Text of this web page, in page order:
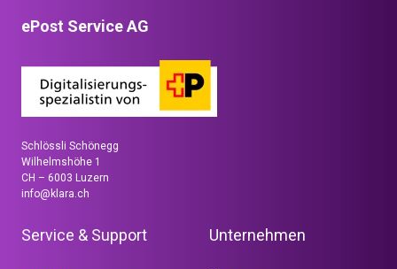
ePost Service AG
Schlössli Schönegg
Wilhelmshöhe 1
CH – 6003 Luzern
info@klara.ch
Service & Support Unternehmen